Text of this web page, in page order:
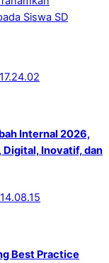
Siswa SD
Internal 2026,
Digital, Inovatif, dan
Best Practice